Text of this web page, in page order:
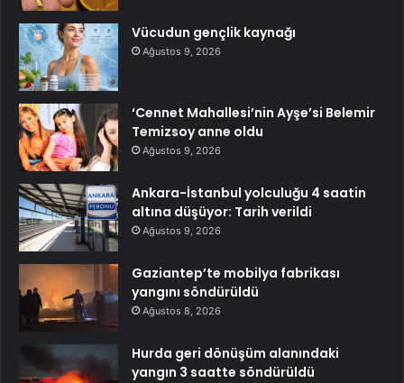
Vücudun gençlik kaynağı
Ağustos 9, 2026
‘Cennet Mahallesi’nin Ayşe’si Belemir
Temizsoy anne oldu
Ağustos 9, 2026
Ankara-İstanbul yolculuğu 4 saatin
altına düşüyor: Tarih verildi
Ağustos 9, 2026
Gaziantep’te mobilya fabrikası
yangını söndürüldü
Ağustos 8, 2026
Hurda geri dönüşüm alanındaki
yangın 3 saatte söndürüldü